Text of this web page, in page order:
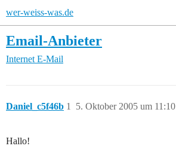
wer-weiss-was.de
Email-Anbieter
Internet E-Mail
Daniel_c5f46b 5. Oktober 2005 um 11:10
1
Hallo!